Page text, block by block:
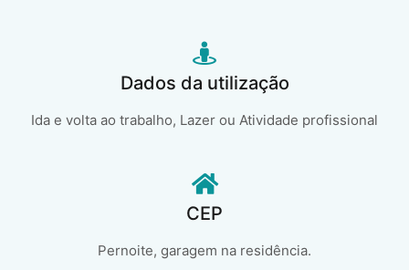
Dados da utilização
Ida e volta ao trabalho, Lazer ou Atividade profissional
CEP
Pernoite, garagem na residência.